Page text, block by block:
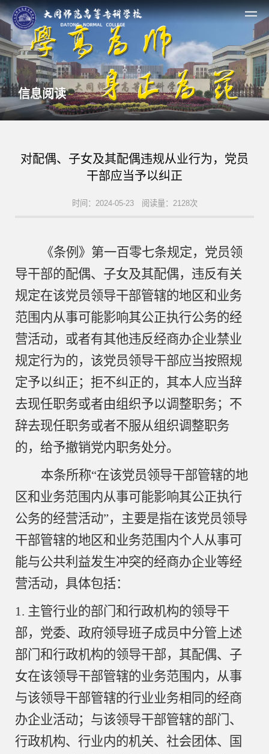
信息阅读
对配偶、子女及其配偶违规从业行为，党员
干部应当予以纠正
时间：2024-05-23 阅读量：2128次
《条例》第一百零七条规定，党员领
导干部的配偶、子女及其配偶，违反有关
规定在该党员领导干部管辖的地区和业务
范围内从事可能影响其公正执行公务的经
营活动，或者有其他违反经商办企业禁业
规定行为的，该党员领导干部应当按照规
定予以纠正；拒不纠正的，其本人应当辞
去现任职务或者由组织予以调整职务；不
辞去现任职务或者不服从组织调整职务
的，给予撤销党内职务处分。
本条所称“在该党员领导干部管辖的地
区和业务范围内从事可能影响其公正执行
公务的经营活动”，主要是指在该党员领导
干部管辖的地区和业务范围内个人从事可
能与公共利益发生冲突的经商办企业等经
营活动，具体包括：
1. 主管行业的部门和行政机构的领导干
部，党委、政府领导班子成员中分管上述
部门和行政机构的领导干部，其配偶、子
女在该领导干部管辖的业务范围内，从事
与该领导干部管辖的行业业务相同的经商
办企业活动；与该领导干部管辖的部门、
行政机构、行业内的机关、社会团体、国